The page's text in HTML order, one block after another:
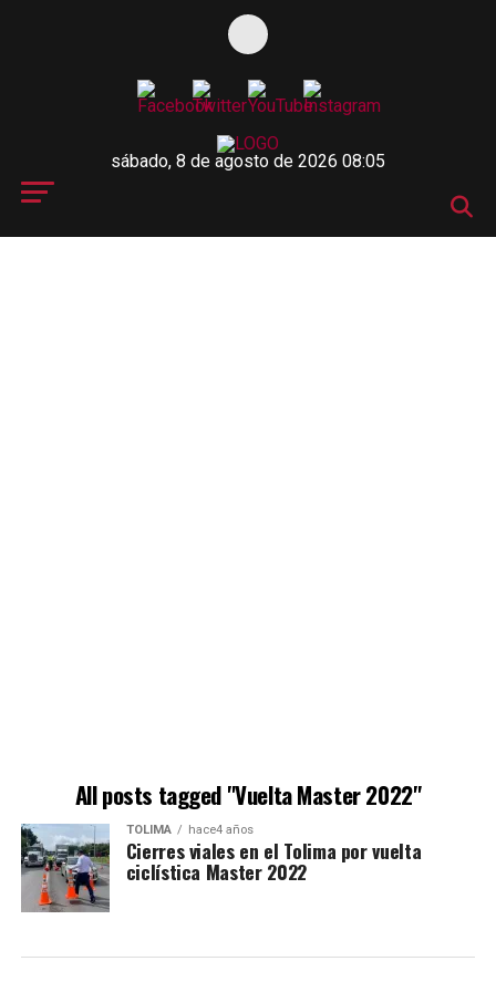
sábado, 8 de agosto de 2026 08:05
All posts tagged "Vuelta Master 2022"
TOLIMA hace4 años
Cierres viales en el Tolima por vuelta
ciclística Master 2022